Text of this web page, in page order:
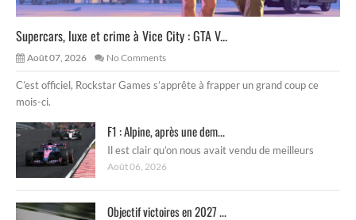
Supercars, luxe et crime à Vice City : GTA V...
Août 07, 2026 No Comments
C’est officiel, Rockstar Games s’apprête à frapper un grand coup ce
mois-ci.
F1 : Alpine, après une dem...
Il est clair qu’on nous avait vendu de meilleurs
Août 06, 2026
Objectif victoires en 2027 ...